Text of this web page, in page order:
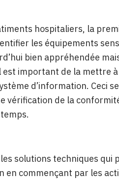
hospitaliers, la
les équipements
bien appréhendée
important de la mettre
d’information. Ceci
vérification de la
solutions techniques
en commençant par les